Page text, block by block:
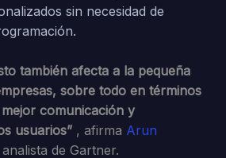
sin necesidad de
también afecta a la pequeña
sobre todo en términos
comunicación y
usuarios” , afirma Arun
de Gartner.